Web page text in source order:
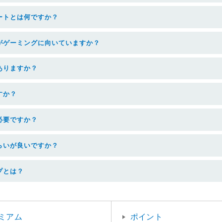
とは何ですか？
ーミングに向いていますか？
ますか？
？
ですか？
が良いですか？
は？
アム ポイント